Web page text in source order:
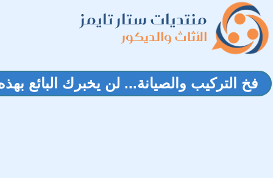
منتديات ستار تايمز
الأثاث والديكور
فخ التركيب والصيانة... لن يخبرك البائع بهذه